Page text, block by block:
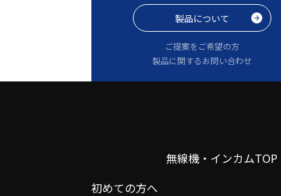
製品について
ご提案をご希望の方
製品に関するお問い合わせ
無線機・インカムTOP
初めての方へ